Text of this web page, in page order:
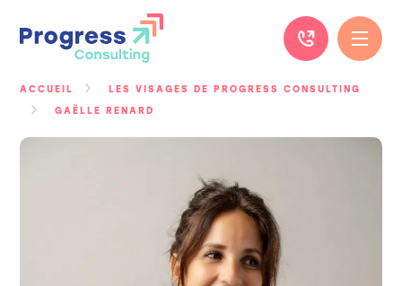
contenu
ACCUEIL
LES VISAGES DE PROGRESS CONSULTING
GAËLLE RENARD